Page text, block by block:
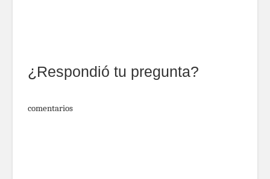
¿Respondió tu pregunta?
comentarios